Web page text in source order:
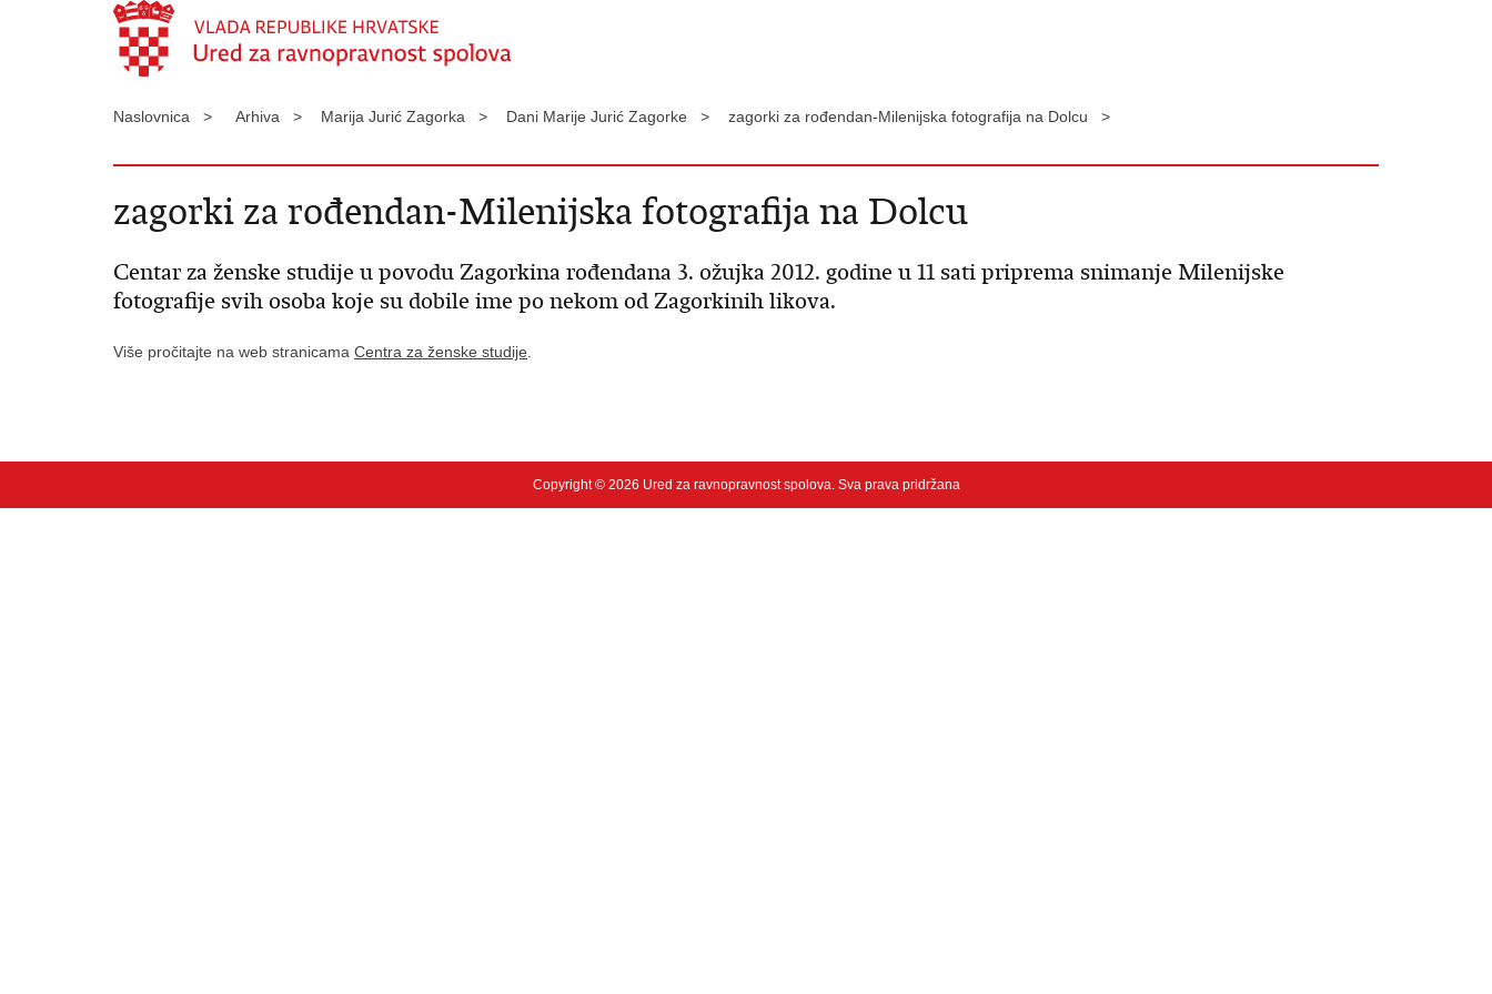
Naslovnica > Arhiva > Marija Jurić Zagorka > Dani Marije Jurić Zagorke > zagorki za rođendan-Milenijska fotografija na Dolcu >
zagorki za rođendan-Milenijska fotografija na Dolcu
Centar za ženske studije u povodu Zagorkina rođendana 3. ožujka 2012. godine u 11 sati priprema snimanje Milenijske
fotografije svih osoba koje su dobile ime po nekom od Zagorkinih likova.
Više pročitajte na web stranicama Centra za ženske studije
Copyright © 2026 Ured za ravnopravnost spolova. Sva prava pridržana